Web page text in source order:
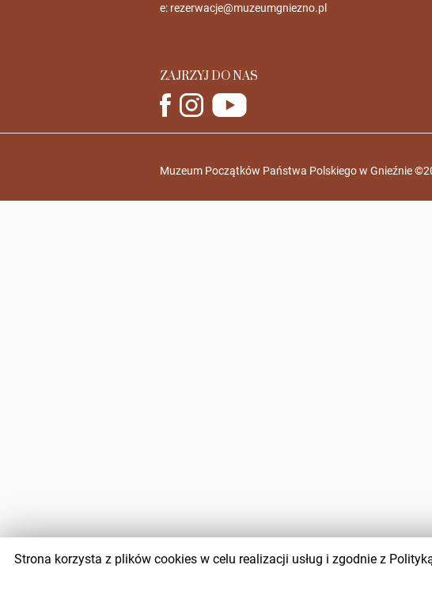
e: rezerwacje@muzeumgniezno.pl
ZAJRZYJ DO NAS
Muzeum Początków Państwa Polskiego w Gnieźnie
Strona korzysta z plików cookies w celu realizacji usług i zgodnie z